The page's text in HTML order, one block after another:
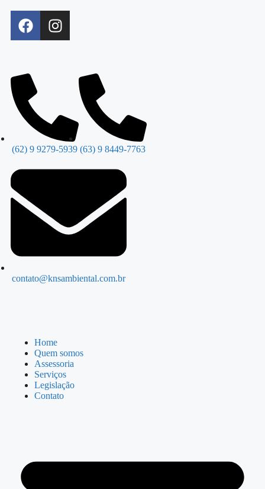
(62) 9 9279-5939 (63) 9 8449-7763
contato@knsambiental.com.br
Home
Quem somos
Assessoria
Serviços
Legislação
Contato